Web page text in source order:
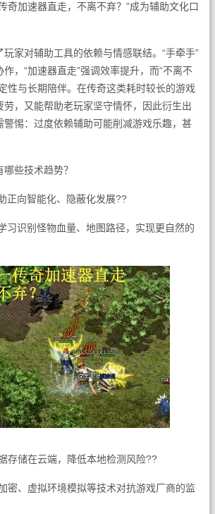
奇加速器直走，不离不弃？”成为辅助文化口
家对辅助工具的依赖与情感联结。“手牵手”
，“加速器直走”强调效率提升，而“不离不
性与长期陪伴。在传奇这类耗时较长的游戏
劳，又能帮助老玩家坚守情怀，因此衍生出
警惕：过度依赖辅助可能削减游戏乐趣，甚
些技术趋势？
正向智能化、隐蔽化发展??
习识别怪物血量、地图路径，实现更自然的
存储在云端，降低本地检测风险??
密、虚拟环境模拟等技术对抗游戏厂商的监